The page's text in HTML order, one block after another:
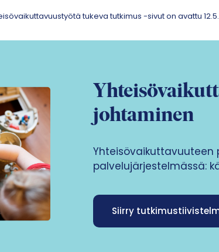
tukeva tutkimus -sivut on avattu
johtaminen
Yhteisövaikuttavuuteen
palvelujärjestelmässä:
Siirry